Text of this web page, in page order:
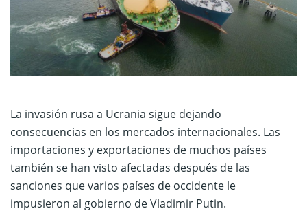
La invasión rusa a Ucrania sigue dejando
consecuencias en los mercados internacionales. Las
importaciones y exportaciones de muchos países
también se han visto afectadas después de las
sanciones que varios países de occidente le
impusieron al gobierno de Vladimir Putin.